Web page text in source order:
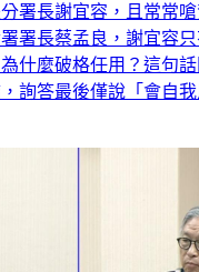
員工遭霸凌輕生，事
署長謝宜容，且常常
署長蔡孟良，謝宜容
什麼破格任用？這句話